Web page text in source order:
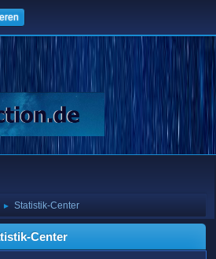
► Statistik-Center
Center